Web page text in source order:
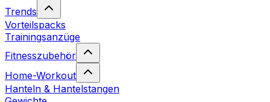
Trends
Vorteilspacks
Trainingsanzüge
Fitnesszubehör
Home-Workout
Hanteln & Hantelstangen